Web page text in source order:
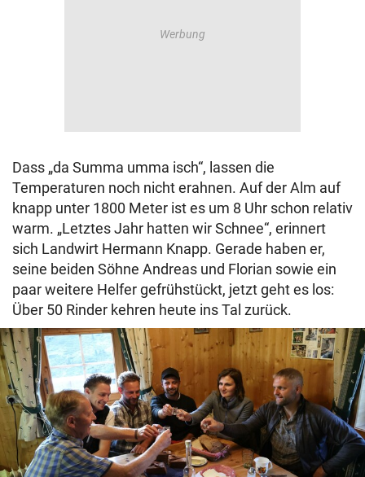
Dass „da Summa umma isch“, lassen die
Temperaturen noch nicht erahnen. Auf der Alm auf
knapp unter 1800 Meter ist es um 8 Uhr schon relativ
warm. „Letztes Jahr hatten wir Schnee“, erinnert
sich Landwirt Hermann Knapp. Gerade haben er,
seine beiden Söhne Andreas und Florian sowie ein
paar weitere Helfer gefrühstückt, jetzt geht es los:
Über 50 Rinder kehren heute ins Tal zurück.